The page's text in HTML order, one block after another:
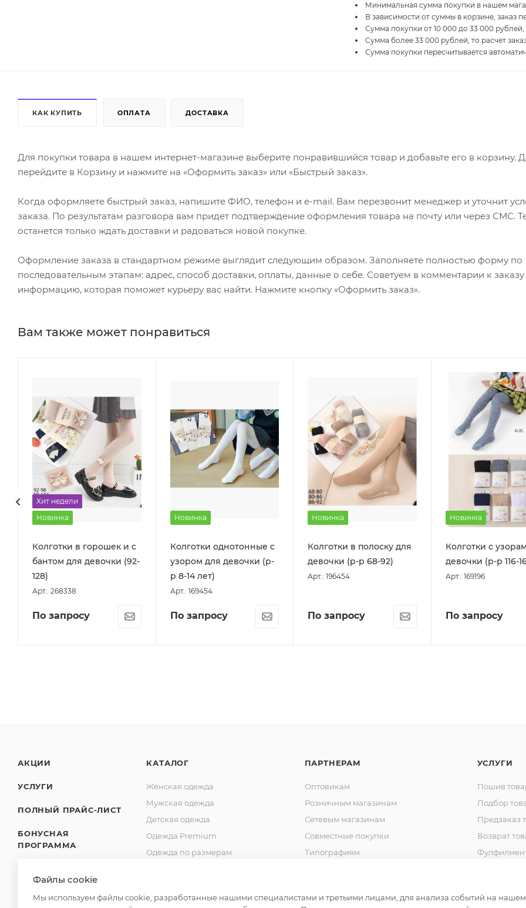
Минимальная сумма покупки в нашем
В зависимости от суммы в корзине, заказ
Сумма покупки от 10 000 до 33 000 рублей,
Сумма более 33 000 рублей, то расчет
Сумма покупки пересчитывается
КАК КУПИТЬ ОПЛАТА ДОСТАВКА
Для покупки товара в нашем интернет-магазине выберите понравившийся товар и добавьте его в корзину.
перейдите в Корзину и нажмите на «Оформить заказ» или «Быстрый заказ».
Когда оформляете быстрый заказ, напишите ФИО, телефон и e-mail. Вам перезвонит менеджер и уточнит
заказа. По результатам разговора вам придет подтверждение оформления товара на почту или через СМС.
останется только ждать доставки и радоваться новой покупке.
Оформление заказа в стандартном режиме выглядит следующим образом. Заполняете полностью форму по
последовательным этапам: адрес, способ доставки, оплаты, данные о себе. Советуем в комментарии к заказу
информацию, которая поможет курьеру вас найти. Нажмите кнопку «Оформить заказ».
Вам также может понравиться
Хит недели
Новинка
Колготки в горошек и с
бантом для девочки (92-
128)
Арт.: 268338
По запросу
Новинка
Колготки однотонные с
узором для девочки (р-
р 8-14 лет)
Арт.: 169454
По запросу
Новинка
Колготки в полоску для
девочки (р-р 68-92)
Арт.: 196454
По запросу
Новинка
Колготки с
девочки (р-р 116-
Арт.: 169196
По запросу
АКЦИИ
УСЛУГИ
ПОЛНЫЙ ПРАЙС-ЛИСТ
БОНУСНАЯ
ПРОГРАММА
КАТАЛОГ
Женская одежда
Мужская одежда
Детская одежда
Одежда Premium
Одежда по размерам
Спецодежда
ПАРТНЕРАМ
Оптовикам
Розничным магазинам
Сетевым магазинам
Совместные покупки
Типографиям
Сотрудничество
УСЛУГИ
Пошив
Подбор
Предзаказ
Возврат
Файлы cookie
Мы используем файлы cookie, разработанные нашими специалистами и третьими лицами, для анализа событий на нашем